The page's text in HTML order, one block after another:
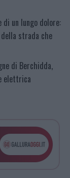
di un lungo dolore:
strada che
di Berchidda,
elettrica